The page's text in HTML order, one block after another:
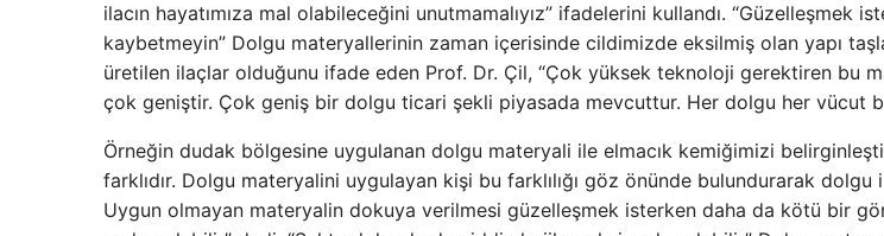
ilacın hayatımıza mal olabileceğini unutmamalıyız” ifadelerini kullandı. “Güzelleşmek
kaybetmeyin” Dolgu materyallerinin zaman içerisinde cildimizde eksilmiş olan yapı
üretilen ilaçlar olduğunu ifade eden Prof. Dr. Çil, “Çok yüksek teknoloji gerektiren bu
çok geniştir. Çok geniş bir dolgu ticari şekli piyasada mevcuttur. Her dolgu her vücut
Örneğin dudak bölgesine uygulanan dolgu materyali ile elmacık kemiğimizi
farklıdır. Dolgu materyalini uygulayan kişi bu farklılığı göz önünde bulundurarak
Uygun olmayan materyalin dokuya verilmesi güzelleşmek isterken daha da kötü bir